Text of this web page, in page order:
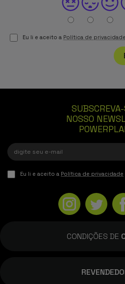
Eu li e aceito a Política de privacidade
NOSSO
Eu li e aceito a Política de privacidade
CONDIÇÕES DE